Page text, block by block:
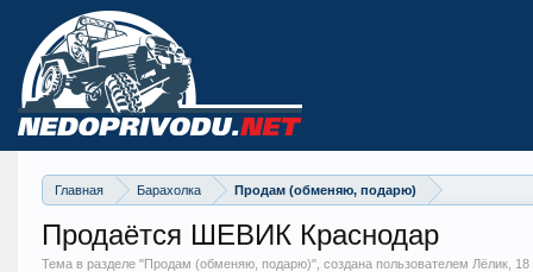
Главная Барахолка Продам (обменяю, подарю)
Продаётся ШЕВИК Краснодар
Тема в разделе "Продам (обменяю, подарю)", создана пользователем Лёлик, 18